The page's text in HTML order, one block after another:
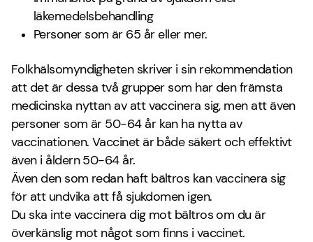
läkemedelsbehandling
Personer som är 65 år eller mer.
Folkhälsomyndigheten skriver i sin rekommendation
att det är dessa två grupper som har den främsta
medicinska nyttan av att vaccinera sig, men att även
personer som är 50-64 år kan ha nytta av
vaccinationen. Vaccinet är både säkert och effektivt
även i åldern 50-64 år.
Även den som redan haft bältros kan vaccinera sig
för att undvika att få sjukdomen igen.
Du ska inte vaccinera dig mot bältros om du är
överkänslig mot något som finns i vaccinet.